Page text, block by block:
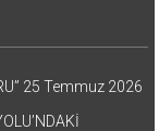
25 Temmuz 2026